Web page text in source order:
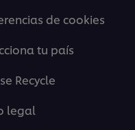
de cookies
tu país
Recycle
legal